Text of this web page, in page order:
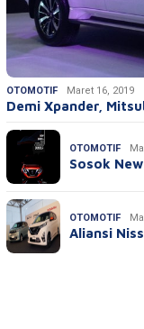
OTOMOTIF Maret 16, 2019
Demi Xpander,
OTOMOTIF
Sosok
OTOMOTIF
Aliansi